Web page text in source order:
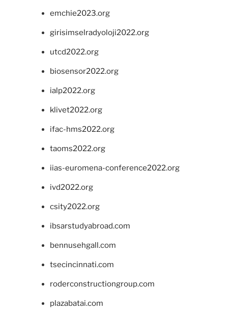
emchie2023.org
girisimselradyoloji2022.org
utcd2022.org
biosensor2022.org
ialp2022.org
klivet2022.org
ifac-hms2022.org
taoms2022.org
iias-euromena-conference2022.org
ivd2022.org
csity2022.org
ibsarstudyabroad.com
bennusehgall.com
tsecincinnati.com
roderconstructiongroup.com
plazabatai.com